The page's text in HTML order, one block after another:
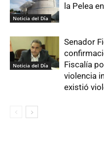
Noticia del Día
la Pelea
Noticia del Día
Senador
Fiscalía
violencia
existió